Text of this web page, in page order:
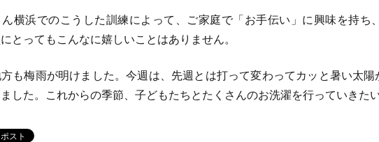
横浜でのこうした訓練によって、ご家庭で「お手伝い」に興味を持ち
とってもこんなに嬉しいことはありません。
梅雨が明けました。今週は、先週とは打って変わってカッと暑い太陽
した。これからの季節、子どもたちとたくさんのお洗濯を行っていきた